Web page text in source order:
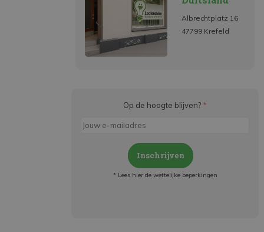
Albrechtplatz 16
47799 Krefeld
Op de hoogte blijven? *
Inschrijven
* Lees hier de wettelijke beperkingen